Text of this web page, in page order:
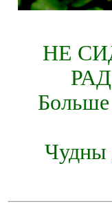
НЕ
Больше
Чудны